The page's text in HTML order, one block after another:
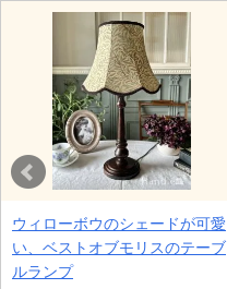
ウィローボウのシェードが可愛
い、ベストオブモリスのテーブ
ルランプ